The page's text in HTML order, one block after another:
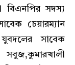
বিএনপির সদস্য
চেয়ারম্যান
সাবেক